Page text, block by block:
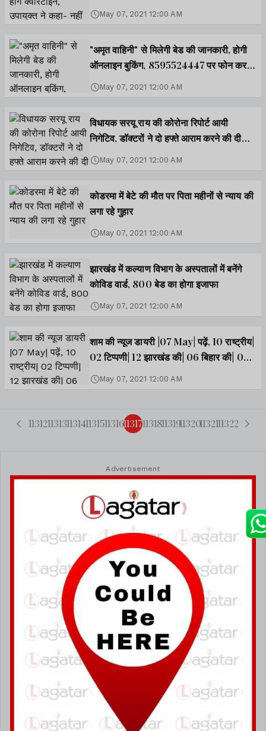
आइसोलेशन
May 07, 2021 12:00 AM
"अमृत वाहिनी" से मिलेगी बेड की जानकारी, होगी
ऑनलाइन बुकिंग, 8595524447 पर फोन कर ले
सकते हैं डॉक्टरी सलाह
May 07, 2021 12:00 AM
विधायक सरयू राय की कोरोना रिपोर्ट आयी
निगेटिव, डॉक्टरों ने दो हफ्ते आराम करने की दी
सलाह
May 07, 2021 12:00 AM
कोडरमा में बेटे की मौत पर पिता महीनों से न्याय की
लगा रहे गुहार
May 07, 2021 12:00 AM
झारखंड में कल्याण विभाग के अस्पतालों में बनेंगे
कोविड वार्ड, 800 बेड का होगा इजाफा
May 07, 2021 12:00 AM
शाम की न्यूज डायरी |07 May| पढ़ें, 10 राष्ट्रीय|
02 टिप्पणी| 12 झारखंड की| 06 बिहार की| 02
बाजार की| किनके डूबे 350 करोड़ की दूसरी
कड़ी| इसके अलावा मोदी-हेमंत विवाद पर खबरें व
May 07, 2021 12:00 AM
1131211313113141131511316113171131811319113201132111322
Advertisement